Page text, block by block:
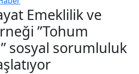
Emeklilik ve
”Tohum
sosyal sorumluluk